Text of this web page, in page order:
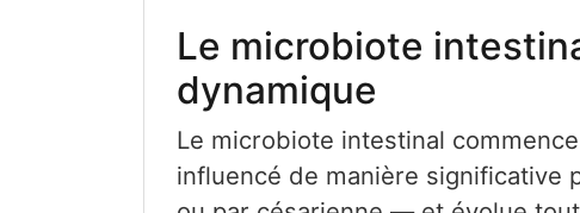
Le microbiote
dynamique
Le microbiote intestinal
influencé de manière significative